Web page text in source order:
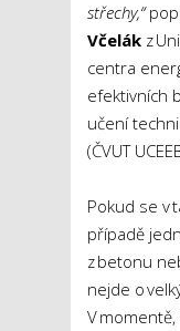
střechy,“
Včelák z
centra
efektivních
učení
(ČVUT
Pokud se v
případě
z betonu
nejde o
V